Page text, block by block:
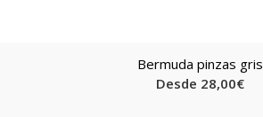
Bermuda pinzas gris
Desde 28,00€